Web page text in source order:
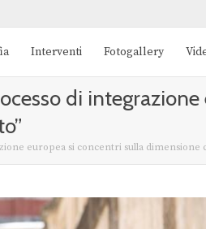
Interventi Fotogallery
di
europea si concentri sulla